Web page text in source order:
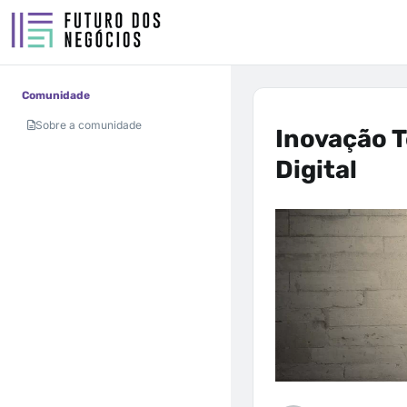
Comunidade
Sobre a comunidade
Inovação
Digital